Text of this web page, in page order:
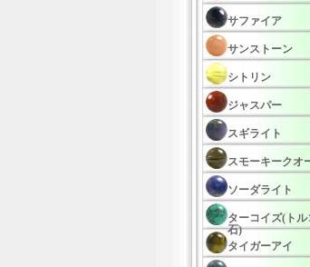
サファイア
サンストーン
シトリン
ジャスパー
スギライト
スモーキークオ
ソーダライト
ターコイズ(トル
石)
タイガーアイ